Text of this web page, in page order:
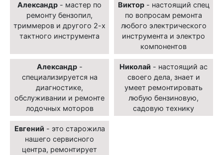
Александр - мастер по
ремонту бензопил,
триммеров и другого 2-х
тактного инструмента
Виктор- настоящий спец
по вопросам ремонта
любого электрического
инструмента и электро
компонентов
Александр-
специализируется на
диагностике,
обслуживании и ремонте
лодочных моторов
Николай - настоящий ас
своего дела, знает и
умеет ремонтировать
любую бензиновую,
садовую технику
Евгений - это старожила
нашего сервисного
центра, ремонтирует